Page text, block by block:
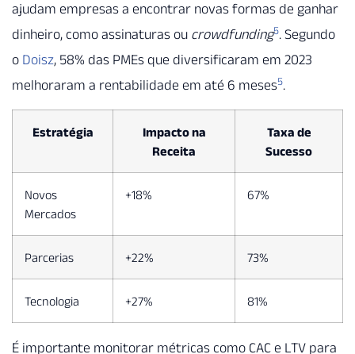
ajudam empresas a encontrar novas formas de ganhar
dinheiro, como assinaturas ou crowdfunding5. Segundo
o Doisz, 58% das PMEs que diversificaram em 2023
melhoraram a rentabilidade em até 6 meses5.
Estratégia
Impacto na
Receita
Taxa de
Sucesso
Novos
Mercados
+18% 67%
Parcerias +22% 73%
Tecnologia +27% 81%
É importante monitorar métricas como CAC e LTV para